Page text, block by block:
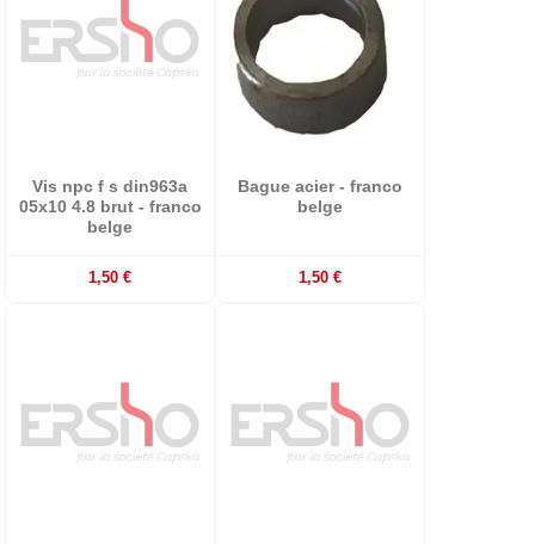
Vis npc f s din963a
05x10 4.8 brut - franco
belge
1,50 €
Bague acier - franco
belge
1,50 €